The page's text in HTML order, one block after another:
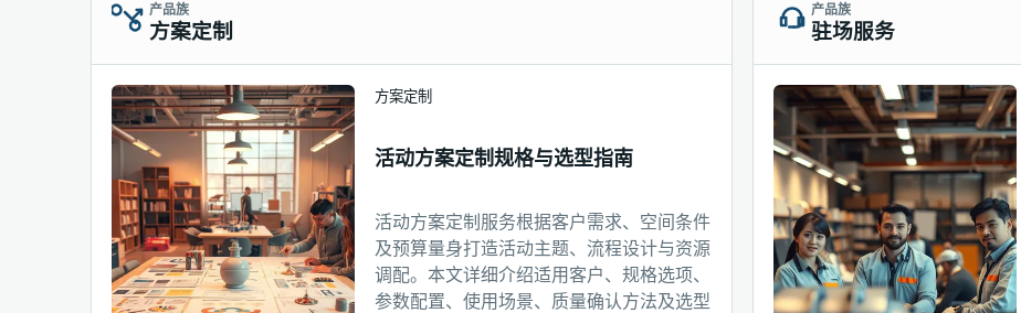
产品族
方案定制
方案定制
活动方案定制规格与选型指南
活动方案定制服务根据客户需求、空间条件
及预算量身打造活动主题、流程设计与资源
调配。本文详细介绍适用客户、规格选项、
参数配置、使用场景、质量确认方法及选型
产品族
驻场服务